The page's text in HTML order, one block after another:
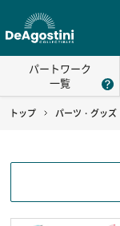
パートワーク
一覧
トップ パーツ・グッズ